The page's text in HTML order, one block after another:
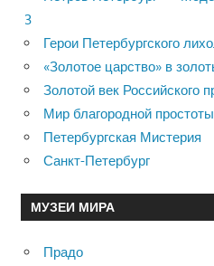
3
Герои Петербургского
«Золотое царство» в
Золотой век Российского
Мир благородной
Петербургская Мистерия
Санкт-Петербург
МУЗЕИ МИРА
Прадо